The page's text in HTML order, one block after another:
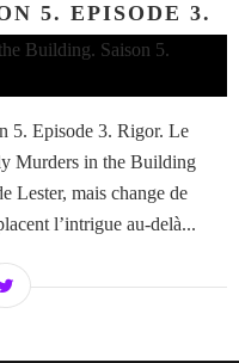
5. EPISODE 3.
5. Episode 3. Rigor. Le
Murders in the Building
Lester, mais change de
l’intrigue au-delà...